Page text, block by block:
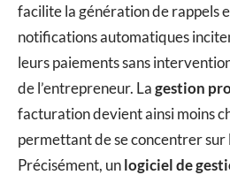
facilite la génération de rappels
notifications automatiques
leurs paiements sans
de l’entrepreneur. Lagestion
facturation devient ainsi moins
permettant de se concentrer
Précisément, unlogiciel de